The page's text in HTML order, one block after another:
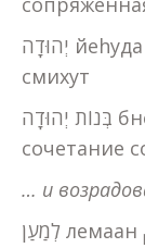
יְהוּדָה йеhуда — Йеhуда / G.s., в составе
смихут
בְּנוֹת יְהוּדָה бнот Йеhуда — сопряженное
сочетание
… и
לְמַעַן лемаан